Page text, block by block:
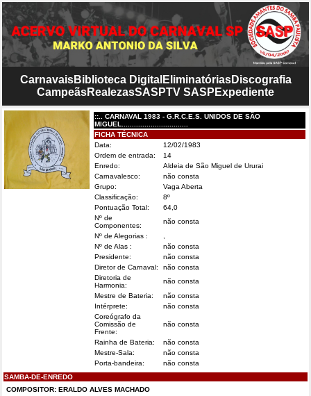
CarnavaisBiblioteca Digital EliminatóriasDiscografia
CampeãsRealezasSASPTV SASP Expediente
::.. CARNAVAL 1983 - G.R.C.E.S. UNIDOS DE SÃO
MIGUEL................................
FICHA TÉCNICA
Data:
12/02/1983
Ordem de entrada:
14
Enredo:
Aldeia de São Miguel de Ururai
Carnavalesco:
não consta
Grupo:
Vaga Aberta
Classificação:
8º
Pontuação Total:
64,0
Nº de
Componentes:
não consta
Nº de Alegorias :
Nº de Alas :
não consta
Presidente:
não consta
Diretor de Carnaval:
não consta
Diretoria de
Harmonia:
não consta
Mestre de Bateria:
não consta
Intérprete:
não consta
Coreógrafo da
Comissão de
Frente:
não consta
Rainha de Bateria:
não consta
Mestre-Sala:
não consta
Porta-bandeira:
não consta
SAMBA-DE-ENREDO
COMPOSITOR: ERALDO ALVES MACHADO